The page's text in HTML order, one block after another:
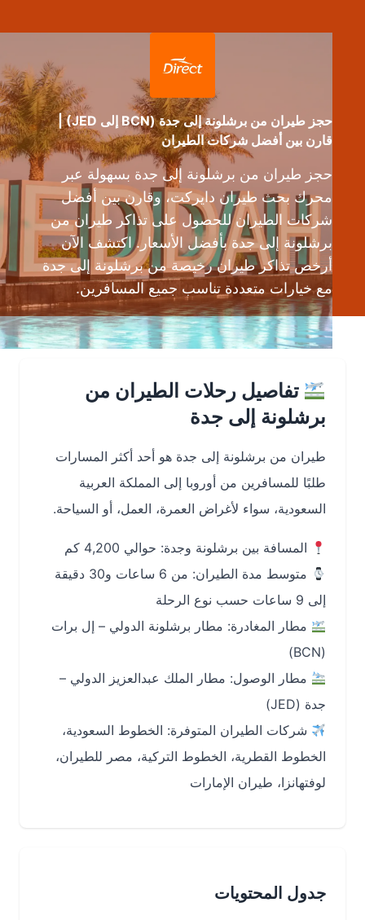
حجز طيران من برشلونة إلى جدة (BCN إلى JED) |
قارن بين أفضل شركات الطيران
حجز طيران من برشلونة إلى جدة بسهولة عبر
محرك بحث طيران دايركت، وقارن بين أفضل
شركات الطيران للحصول على تذاكر طيران من
برشلونة إلى جدة بأفضل الأسعار. اكتشف الآن
أرخص تذاكر طيران رخيصة من برشلونة إلى جدة
مع خيارات متعددة تناسب جميع المسافرين.
تفاصيل رحلات الطيران من
برشلونة إلى جدة
طيران من برشلونة إلى جدة هو أحد أكثر المسارات
طلبًا للمسافرين من أوروبا إلى المملكة العربية
السعودية، سواء لأغراض العمرة، العمل، أو السياحة.
المسافة بين برشلونة وجدة: حوالي 4,200 كم
متوسط مدة الطيران: من 6 ساعات و30 دقيقة
مطار المغادرة: مطار برشلونة الدولي – إل برات
مطار الوصول: مطار الملك عبدالعزيز الدولي –
شركات الطيران المتوفرة: الخطوط السعودية،
الخطوط القطرية، الخطوط التركية، مصر للطيران،
لوفتهانزا، طيران الإمارات
جدول المحتويات